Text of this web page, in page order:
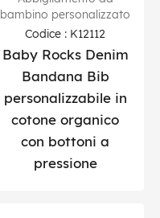
bambino personalizzato
Codice : K12112
Baby Rocks Denim
Bandana Bib
personalizzabile in
cotone organico
con bottoni a
pressione